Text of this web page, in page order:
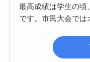
最高成績は学生の頃
です。市民大会では